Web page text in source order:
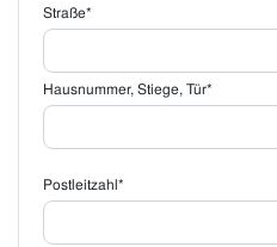
Straße*
Hausnummer, Stiege, Tür*
Postleitzahl*